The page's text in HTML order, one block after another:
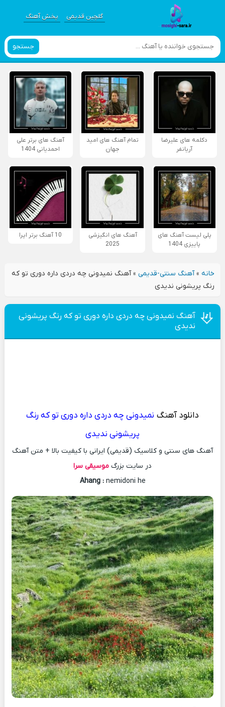
گلچین قدیمی پخش آهنگ
جستجو
دکلمه های علیرضا
آریانفر
تمام آهنگ های امید
جهان
آهنگ های برتر علی
احمدیانی 1404
پلی لیست آهنگ های
پاییزی 1404
آهنگ های انگیزشی
2025
10 آهنگ برتر اپرا
خانه»آهنگ سنتی-قدیمی»آهنگ نمیدونی چه دردی داره دوری تو که
رنگ پریشونی ندیدی
آهنگ نمیدونی چه دردی داره دوری تو که رنگ پریشونی
ندیدی
دانلود آهنگ نمیدونی چه دردی داره دوری تو که رنگ
پریشونی ندیدی
آهنگ های سنتی و کلاسیک (قدیمی) ایرانی با کیفیت بالا + متن آهنگ
در سایت بزرگ موسیقی سرا
Ahang :nemidoni he